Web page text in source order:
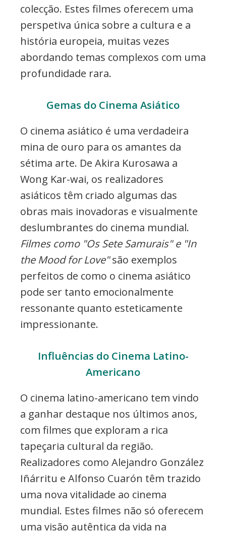
colecção. Estes filmes oferecem uma
perspetiva única sobre a cultura e a
história europeia, muitas vezes
abordando temas complexos com uma
profundidade rara.
Gemas do Cinema Asiático
O cinema asiático é uma verdadeira
mina de ouro para os amantes da
sétima arte. De Akira Kurosawa a
Wong Kar-wai, os realizadores
asiáticos têm criado algumas das
obras mais inovadoras e visualmente
deslumbrantes do cinema mundial.
Filmes como "Os Sete Samurais" e "In
the Mood for Love"são exemplos
perfeitos de como o cinema asiático
pode ser tanto emocionalmente
ressonante quanto esteticamente
impressionante.
Influências do Cinema Latino-
Americano
O cinema latino-americano tem vindo
a ganhar destaque nos últimos anos,
com filmes que exploram a rica
tapeçaria cultural da região.
Realizadores como Alejandro González
Iñárritu e Alfonso Cuarón têm trazido
uma nova vitalidade ao cinema
mundial. Estes filmes não só oferecem
uma visão autêntica da vida na